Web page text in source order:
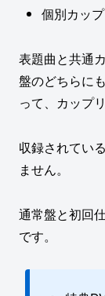
個別カッ
表題曲と共通
盤のどちらに
って、カップ
収録されてい
ません。
通常盤と初回
です。